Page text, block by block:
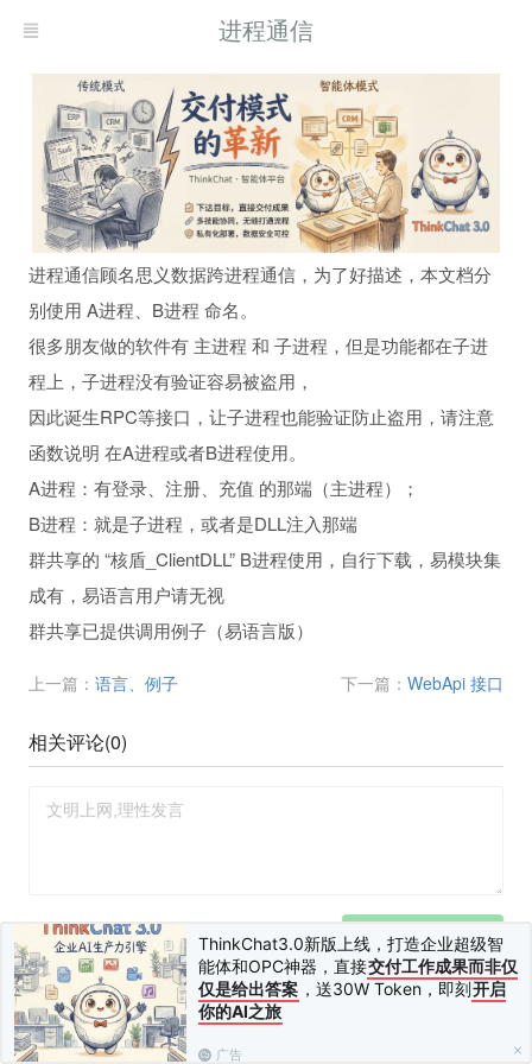
ThinkChat3.0新版上线，打造企业超级智
能体和OPC神器，直接交付工作成果而非仅
仅是给出答案 ，送30W Token，即刻开启
你的AI之旅
广告
进程通信
进程通信顾名思义数据跨进程通信，为了好描述，本文档分
别使用 A进程、B进程 命名。
很多朋友做的软件有 主进程 和 子进程，但是功能都在子进
程上，子进程没有验证容易被盗用，
因此诞生RPC等接口，让子进程也能验证防止盗用，请注意
函数说明 在A进程或者B进程使用。
A进程：有登录、注册、充值 的那端（主进程）；
B进程：就是子进程，或者是DLL注入那端
群共享的 “核盾_ClientDLL” B进程使用，自行下载，易模块集
成有，易语言用户请无视
群共享已提供调用例子（易语言版）
上一篇： 语言、例子 下一篇： WebApi 接口
相关评论(0)
您需要登录并绑定手机 后才可以发表评论 发布 (Ctrl+Enter)